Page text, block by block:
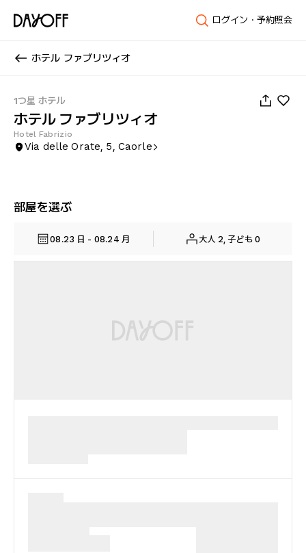
ログイン・予約照会
ホテル ファブリツィオ
1つ星 ホテル
ホテル ファブリツィオ
Hotel Fabrizio
Via delle Orate, 5, Caorle
部屋を選ぶ
08.23 日 - 08.24 月 大人 2, 子ども 0